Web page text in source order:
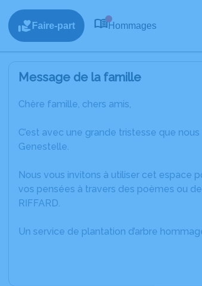
Faire-part Hommages
Message de la famille
Chère famille, chers amis,
C’est avec une grande tristesse que
Genestelle.
Nous vous invitons à utiliser cet espace
vos pensées à travers des poèmes ou
RIFFARD.
Un service de plantation d’arbre